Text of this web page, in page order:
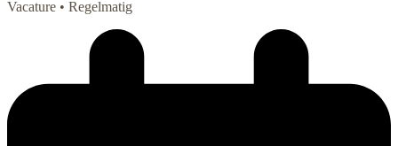
Vacature • Regelmatig